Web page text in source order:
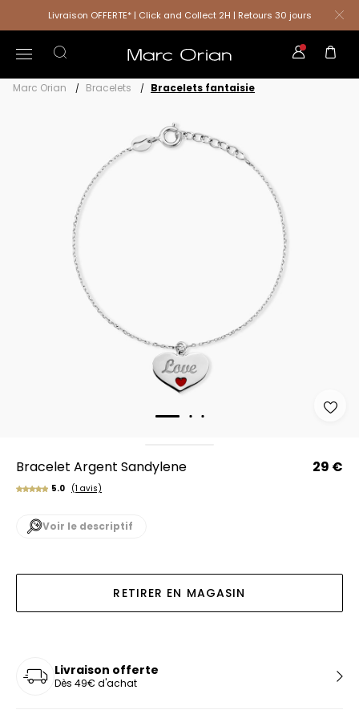
Livraison OFFERTE* | Click and Collect 2H | Retours 30 jours
Marc Orian Bracelets Bracelets fantaisie
Bracelet Argent Sandylene 29 €
5.0 (1 avis)
Voir le descriptif
RETIRER EN MAGASIN
Livraison offerte
Dès 49€ d'achat